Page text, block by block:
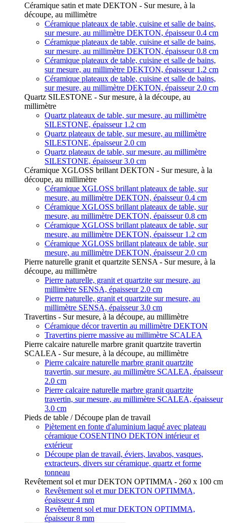
Céramique satin et mate DEKTON - Sur mesure, à la
découpe, au millimètre
Céramique plateaux de table, cuisine et salle de bains,
sur mesure, au millimètre DEKTON, épaisseur 0.4 cm
Céramique plateaux de table, cuisine et salle de bains,
sur mesure, au millimètre DEKTON, épaisseur 0.8 cm
Céramique plateaux de table, cuisine et salle de bains,
sur mesure, au millimètre DEKTON, épaisseur 1.2 cm
Céramique plateaux de table, cuisine et salle de bains,
sur mesure, au millimètre DEKTON, épaisseur 2.0 cm
Quartz SILESTONE - Sur mesure, à la découpe, au
millimètre
Quartz plateaux de table, sur mesure, au millimètre
SILESTONE, épaisseur 1.2 cm
Quartz plateaux de table, sur mesure, au millimètre
SILESTONE, épaisseur 2.0 cm
Quartz plateaux de table, sur mesure, au millimètre
SILESTONE, épaisseur 3.0 cm
Céramique XGLOSS brillant DEKTON - Sur mesure, à la
découpe, au millimètre
Céramique XGLOSS brillant plateaux de table, sur
mesure, au millimètre DEKTON, épaisseur 0.4 cm
Céramique XGLOSS brillant plateaux de table, sur
mesure, au millimètre DEKTON, épaisseur 0.8 cm
Céramique XGLOSS brillant plateaux de table, sur
mesure, au millimètre DEKTON, épaisseur 1.2 cm
Céramique XGLOSS brillant plateaux de table, sur
mesure, au millimètre DEKTON, épaisseur 2.0 cm
Pierre naturelle granit et quartzite SENSA - Sur mesure, à la
découpe, au millimètre
Pierre naturelle, granit et quartzite sur mesure, au
millimètre SENSA, épaisseur 2.0 cm
Pierre naturelle, granit et quartzite sur mesure, au
millimètre SENSA, épaisseur 3.0 cm
Travertins - Sur mesure, à la découpe, au millimètre
Céramique décor travertin au millimètre DEKTON
Travertins pierre massive au millimètre SCALEA
Pierre calcaire naturelle marbre granit quartzite travertin
SCALEA - Sur mesure, à la découpe, au millimètre
Pierre calcaire naturelle marbre granit quartzite
travertin, sur mesure, au millimètre SCALEA, épaisseur
2.0 cm
Pierre calcaire naturelle marbre granit quartzite
travertin, sur mesure, au millimètre SCALEA, épaisseur
3.0 cm
Pieds de table / Découpe plan de travail
Piètement en fonte d'aluminium laqué avec plateau
céramique COSENTINO DEKTON intérieur et
extérieur
Découpe plan de travail, éviers, lavabos, vasques,
extracteurs, divers sur céramique, quartz et forme
tonneau
Revêtement sol et mur DEKTON OPTIMMA - 260 x 100 cm
Revêtement sol et mur DEKTON OPTIMMA,
épaisseur 4 mm
Revêtement sol et mur DEKTON OPTIMMA,
épaisseur 8 mm